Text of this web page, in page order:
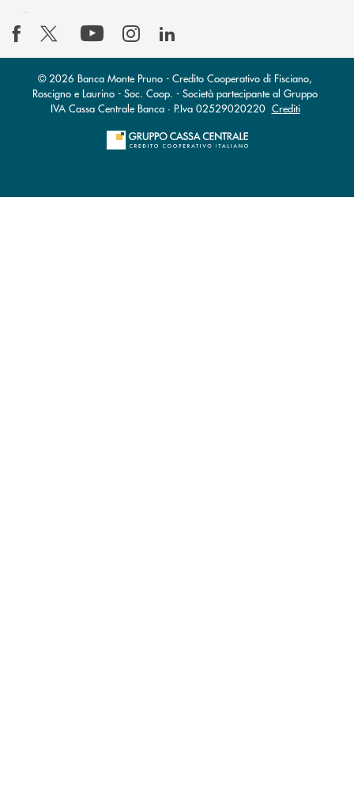
© 2026 Banca Monte Pruno - Credito Cooperativo di Fisciano,
Roscigno e Laurino - Soc. Coop. - Società partecipante al Gruppo
IVA Cassa Centrale Banca · P.Iva 02529020220 Crediti